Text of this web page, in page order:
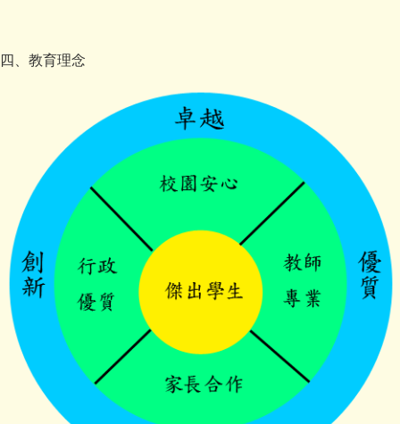
四、教育理念